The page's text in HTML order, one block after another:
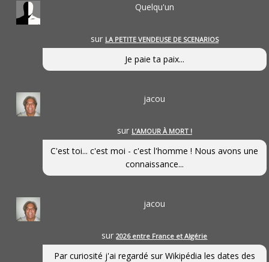
Quelqu'un
sur LA PETITE VENDEUSE DE SCENARIOS
Je paie ta paix...
jacou
sur L’AMOUR À MORT !
C'est toi... c'est moi - c'est l'homme ! Nous avons une
connaissance...
jacou
sur2026 entre France et Algérie
Par curiosité j'ai regardé sur Wikipédia les dates des